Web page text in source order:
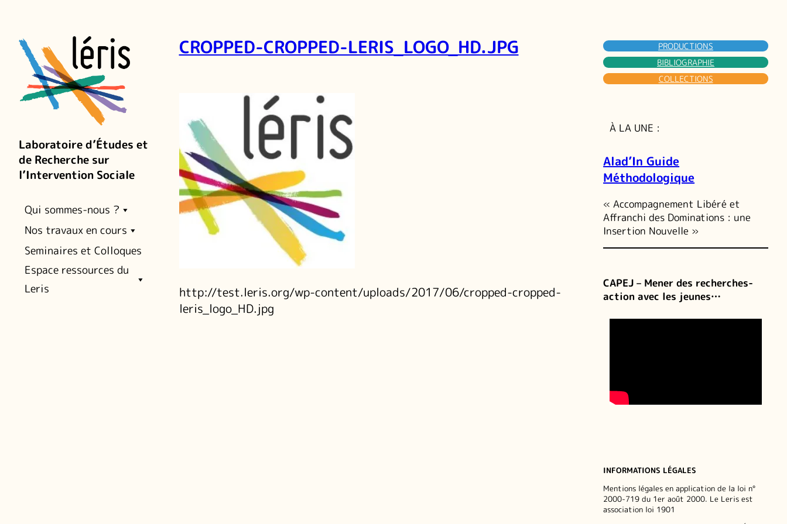
Laboratoire d’Études et
de Recherche sur
l’Intervention Sociale
Qui sommes-nous ?
Nos travaux en cours
Seminaires et Colloques
Espace ressources du
Leris
CROPPED-CROPPED-LERIS_LOGO_HD.JPG
http://test.leris.org/wp-content/uploads/2017/06/cropped-cropped-
leris_logo_HD.jpg
PRODUCTIONS
BIBLIOGRAPHIE
COLLECTIONS
À LA UNE :
Alad’In Guide
Méthodologique
« Accompagnement Libéré et
Affranchi des Dominations : une
Insertion Nouvelle »
CAPEJ – Mener des recherches-
action avec les jeunes…
INFORMATIONS LÉGALES
Mentions légales en application de la loi n°
2000-719 du 1er août 2000. Le Leris est
association loi 1901